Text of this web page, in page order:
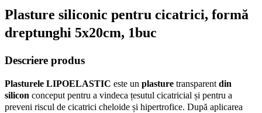
Plasture siliconic pentru cicatrici, formă
dreptunghi 5x20cm, 1buc
Descriere produs
Plasturele LIPOELASTIC este un plasture transparent din
silicon conceput pentru a vindeca țesutul cicatricial și pentru a
preveni riscul de cicatrici cheloide și hipertrofice. După aplicarea